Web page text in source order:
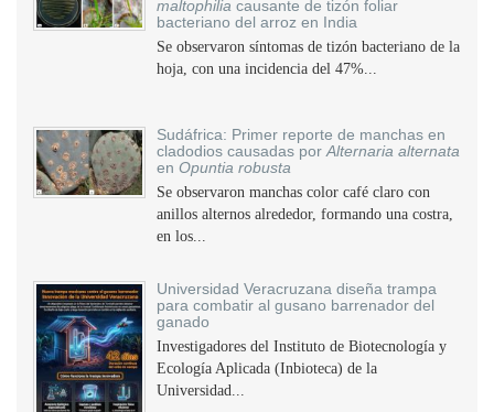
maltophilia causante de tizón foliar
bacteriano del arroz en India
Se observaron síntomas de tizón bacteriano de la
hoja, con una incidencia del 47%...
Sudáfrica: Primer reporte de manchas en
cladodios causadas por Alternaria alternata
en Opuntia robusta
Se observaron manchas color café claro con
anillos alternos alrededor, formando una costra,
en los...
Universidad Veracruzana diseña trampa
para combatir al gusano barrenador del
ganado
Investigadores del Instituto de Biotecnología y
Ecología Aplicada (Inbioteca) de la
Universidad...